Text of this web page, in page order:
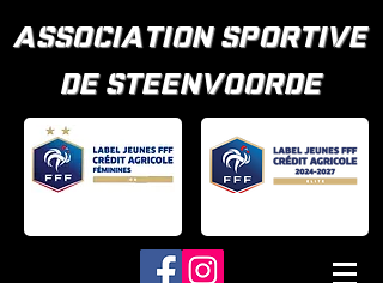
ASSOCIATION SPORTIVE
DE STEENVOORDE